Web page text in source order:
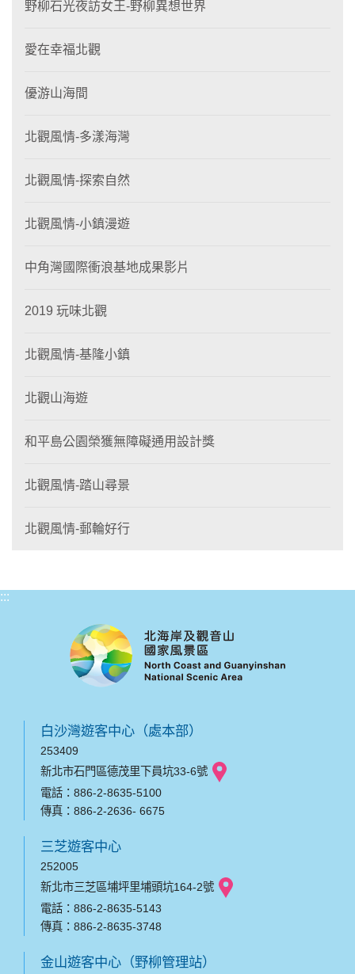
野柳石光夜訪女王-野柳異想世界
愛在幸福北觀
優游山海間
北觀風情-多漾海灣
北觀風情-探索自然
北觀風情-小鎮漫遊
中角灣國際衝浪基地成果影片
2019 玩味北觀
北觀風情-基隆小鎮
北觀山海遊
和平島公園榮獲無障礙通用設計獎
北觀風情-踏山尋景
北觀風情-郵輪好行
:::
白沙灣遊客中心（處本部）
253409
新北市石門區德茂里下員坑33-6號
電話：886-2-8635-5100
傳真：886-2-2636- 6675
三芝遊客中心
252005
新北市三芝區埔坪里埔頭坑164-2號
電話：886-2-8635-5143
傳真：886-2-8635-3748
金山遊客中心（野柳管理站）